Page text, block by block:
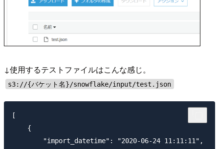
↓使用するテストファイルはこんな感じ。
s3://{バケット名}/snowflake/input/test.json
[
    {
        "import_datetime": "2020-06-24 11:11:11",